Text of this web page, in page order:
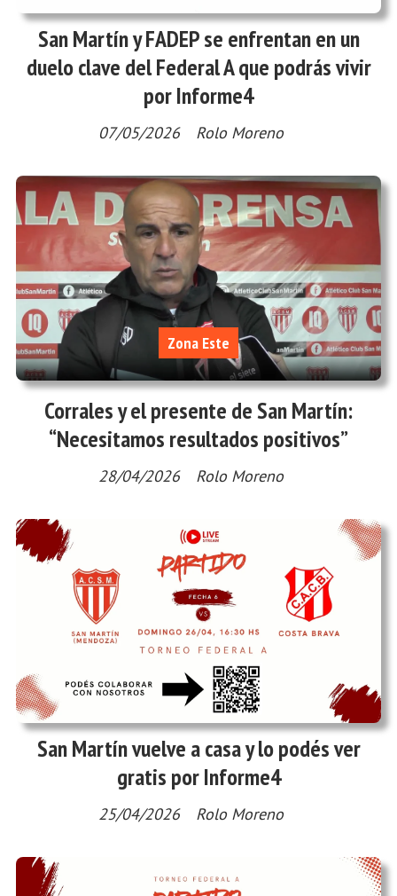
San Martín y FADEP se enfrentan en un
duelo clave del Federal A que podrás vivir
por Informe4
Rolo Moreno
07/05/2026
Corrales y el presente de San Martín:
“Necesitamos resultados positivos”
Rolo Moreno
Zona Este
28/04/2026
San Martín vuelve a casa y lo podés ver
gratis por Informe4
Rolo Moreno
25/04/2026